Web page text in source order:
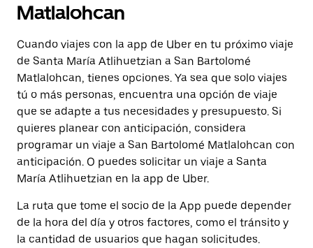
Matlalohcan
Cuando viajes con la app de Uber en tu próximo viaje
de Santa María Atlihuetzian a San Bartolomé
Matlalohcan, tienes opciones. Ya sea que solo viajes
tú o más personas, encuentra una opción de viaje
que se adapte a tus necesidades y presupuesto. Si
quieres planear con anticipación, considera
programar un viaje a San Bartolomé Matlalohcan con
anticipación. O puedes solicitar un viaje a Santa
María Atlihuetzian en la app de Uber.
La ruta que tome el socio de la App puede depender
de la hora del día y otros factores, como el tránsito y
la cantidad de usuarios que hagan solicitudes.